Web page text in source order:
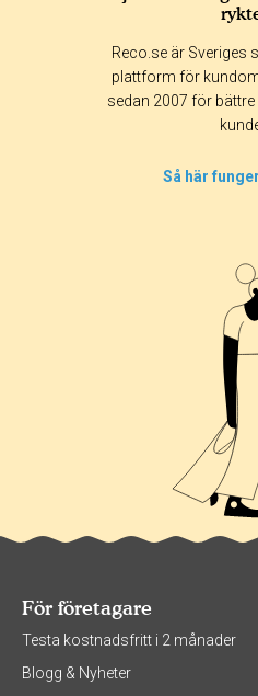
Reco.se är Sveriges
plattform för
sedan 2007 för
Så här
För företagare
Testa kostnadsfritt i 2 månader
Blogg & Nyheter